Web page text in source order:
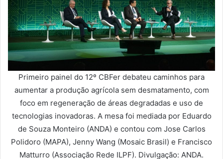
Primeiro painel do 12º CBFer debateu caminhos para
aumentar a produção agrícola sem desmatamento, com
foco em regeneração de áreas degradadas e uso de
tecnologias inovadoras. A mesa foi mediada por Eduardo
de Souza Monteiro (ANDA) e contou com Jose Carlos
Polidoro (MAPA), Jenny Wang (Mosaic Brasil) e Francisco
Matturro (Associação Rede ILPF). Divulgação: ANDA.